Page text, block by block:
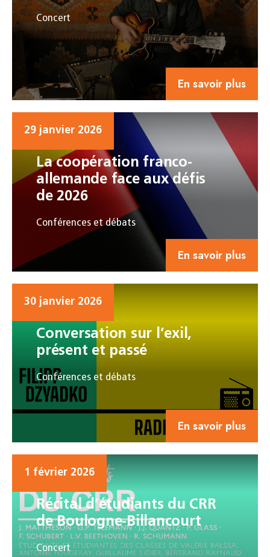
Concert
En savoir plus
29 janvier 2026
La coopération franco-
allemande face aux défis
de 2026
Conférences et débats
En savoir plus
30 janvier 2026
Conversation sur l’exil,
présent et passé
Conférences et débats
En savoir plus
1 février 2026
Récital d’étudiants du CRR
de Boulogne-Billancourt
Concert